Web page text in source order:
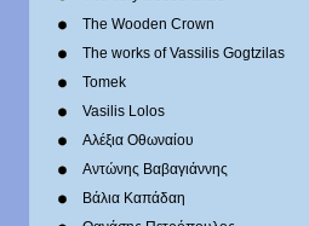
The Wooden Crown
The works of Vassilis Gogtzilas
Tomek
Vasilis Lolos
Αλέξια Οθωναίου
Αντώνης Βαβαγιάννης
Βάλια Καπάδαη